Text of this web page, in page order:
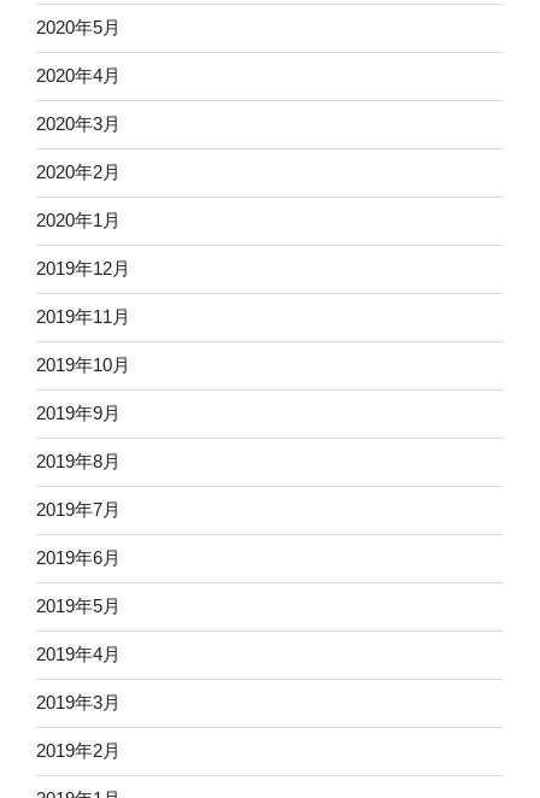
2020年5月
2020年4月
2020年3月
2020年2月
2020年1月
2019年12月
2019年11月
2019年10月
2019年9月
2019年8月
2019年7月
2019年6月
2019年5月
2019年4月
2019年3月
2019年2月